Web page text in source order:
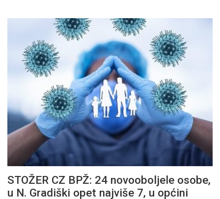
STOŽER CZ BPŽ: 24 novooboljele osobe,
u N. Gradiški opet najviše 7, u općini